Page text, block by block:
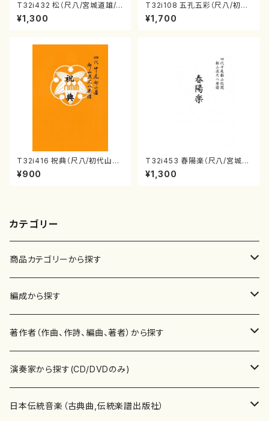
T32i432 松（尺八/宮城道雄/
楽譜）都山流公刊楽譜曲番:213
8
¥1,300
T32i108 五孔五彩（尺八/初代
石垣征山/尺八/都山式譜）都山
流公刊楽譜曲番:557
¥1,700
T32i416 祝典（尺八/初代山川
園松/楽譜）都山流公刊楽譜曲
番:2121
¥900
T32i453 春陽楽（尺八/宮城道
雄/楽譜）都山流公刊楽譜曲番:2
160
¥1,300
カテゴリー
商品カテゴリーから探す
楽譜
書籍
書籍
テキストブック
CD・DVD
チケット
編成から探す
邦楽器
箏・琴（ソロ）
箏・琴（合奏）
合唱
混声合唱
歌・声
著作者（作曲、作詩、編曲、著者）から探す
あ行
青木省三(アオキ ショウゾウ)
か行
演奏家から探す(CD/DVDのみ)
邦楽（箏、三味線、尺八等）演奏家
日本伝統音楽（古典曲,伝統楽譜出版社）